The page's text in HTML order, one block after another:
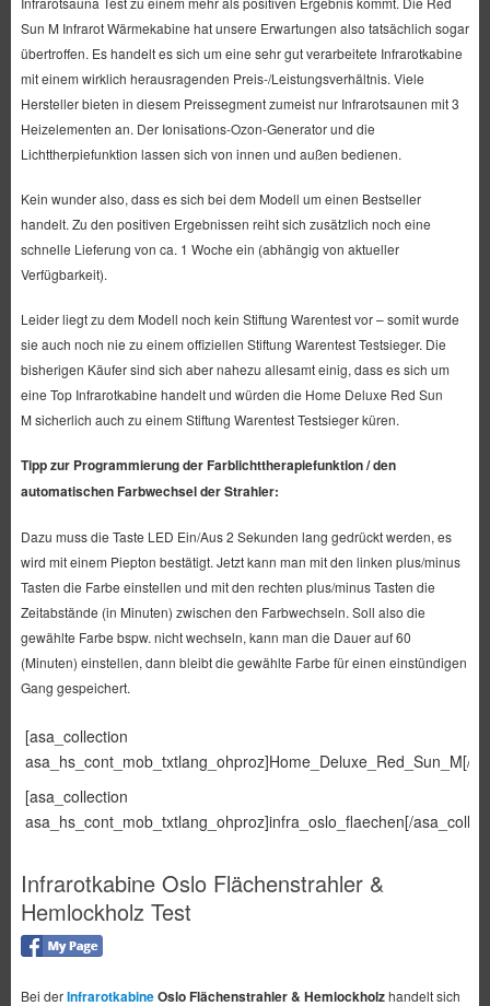
Sun M Infrarot Wärmekabine hat unsere Erwartungen also tatsächlich sogar
übertroffen. Es handelt es sich um eine sehr gut verarbeitete Infrarotkabine
mit einem wirklich herausragenden Preis-/Leistungsverhältnis. Viele
Hersteller bieten in diesem Preissegment zumeist nur Infrarotsaunen mit 3
Heizelementen an. Der Ionisations-Ozon-Generator und die
Lichttherpiefunktion lassen sich von innen und außen bedienen.
Kein wunder also, dass es sich bei dem Modell um einen Bestseller
handelt. Zu den positiven Ergebnissen reiht sich zusätzlich noch eine
schnelle Lieferung von ca. 1 Woche ein (abhängig von aktueller
Verfügbarkeit).
Leider liegt zu dem Modell noch kein Stiftung Warentest vor – somit wurde
sie auch noch nie zu einem offiziellen Stiftung Warentest Testsieger. Die
bisherigen Käufer sind sich aber nahezu allesamt einig, dass es sich um
eine Top Infrarotkabine handelt und würden die Home Deluxe Red Sun
M sicherlich auch zu einem Stiftung Warentest Testsieger küren.
Tipp zur Programmierung der Farblichttherapiefunktion / den
automatischen Farbwechsel der Strahler:
Dazu muss die Taste LED Ein/Aus 2 Sekunden lang gedrückt werden, es
wird mit einem Piepton bestätigt. Jetzt kann man mit den linken plus/minus
Tasten die Farbe einstellen und mit den rechten plus/minus Tasten die
Zeitabstände (in Minuten) zwischen den Farbwechseln. Soll also die
gewählte Farbe bspw. nicht wechseln, kann man die Dauer auf 60
(Minuten) einstellen, dann bleibt die gewählte Farbe für einen einstündigen
Gang gespeichert.
[asa_collection
asa_hs_cont_mob_txtlang_ohproz]Home_Deluxe_Red_Sun_M[/
[asa_collection
asa_hs_cont_mob_txtlang_ohproz]infra_oslo_flaechen[/
Infrarotkabine Oslo Flächenstrahler &
Hemlockholz Test
Bei derInfrarotkabineOslo Flächenstrahler & Hemlockholzhandelt sich